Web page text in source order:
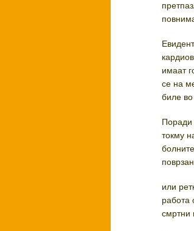
имаат
се на
биле во
Поради
токму
или
работа
смртни